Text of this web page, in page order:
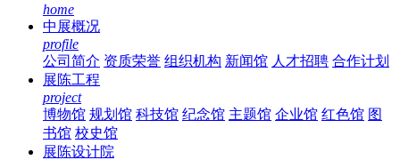
home
中展概况
profile
公司简介 资质荣誉 组织机构 新闻馆 人才招聘 合作计划
展陈工程
project
博物馆 规划馆 科技馆 纪念馆 主题馆 企业馆 红色馆 图
书馆 校史馆
展陈设计院